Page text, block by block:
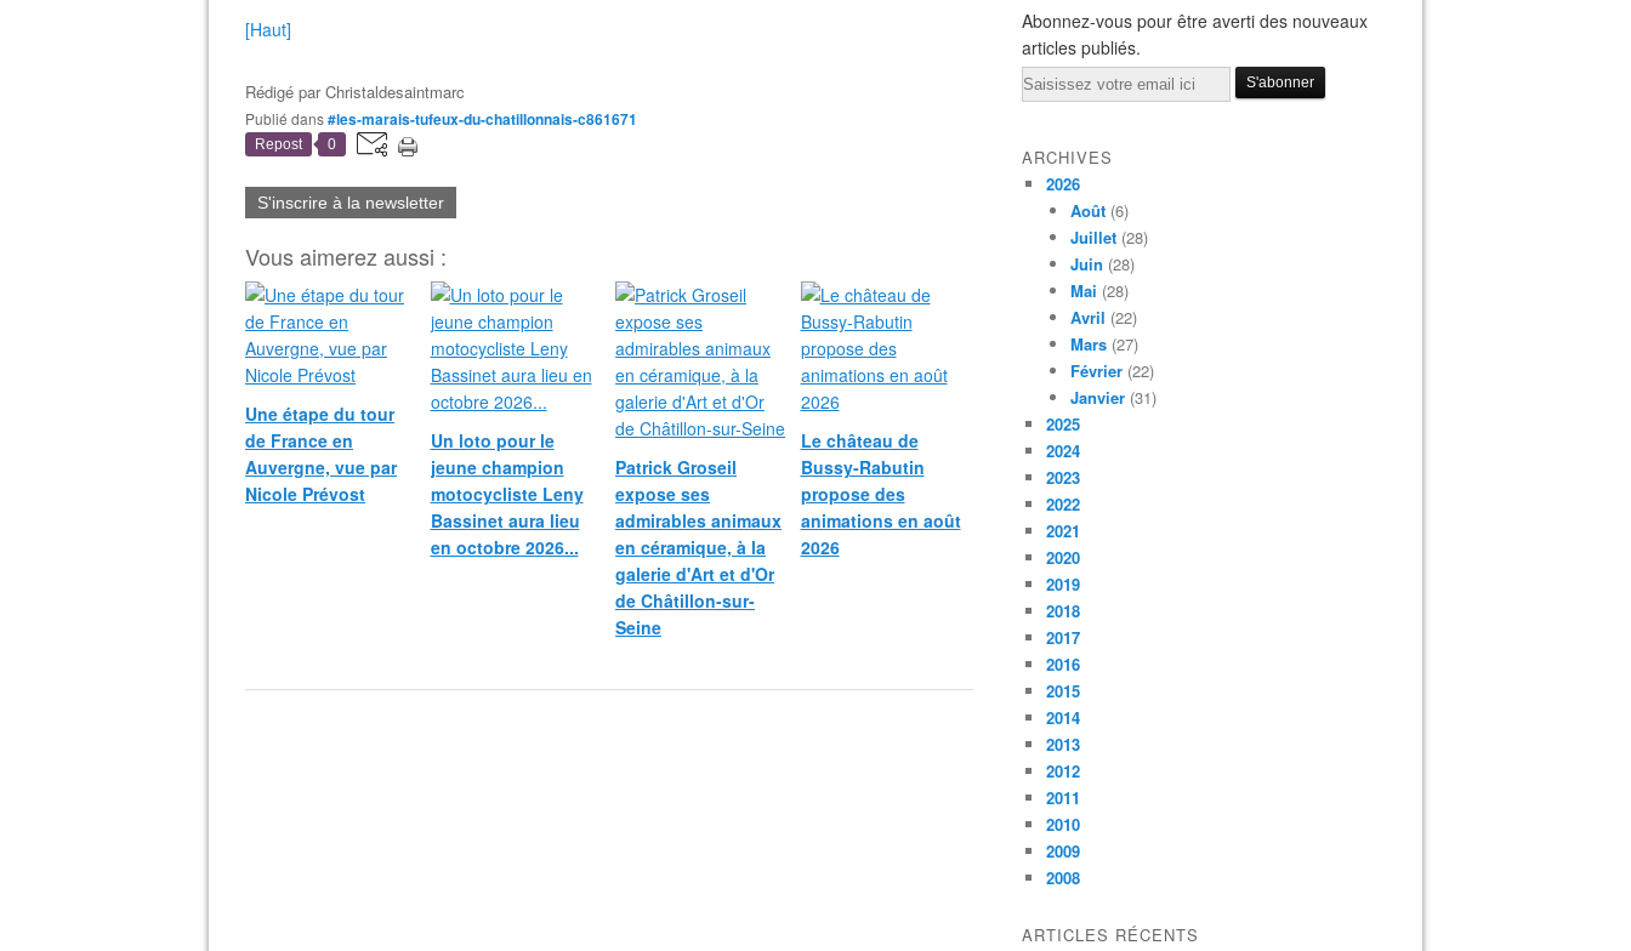
[Haut]
Rédigé parChristaldesaintmarc
Publié dans#les-marais-tufeux-du-chatillonnais-c861671
Repost 0
S'inscrire à la newsletter
Vous aimerez aussi :
Une étape du tour
de France en
Auvergne, vue par
Nicole Prévost
Un loto pour le
jeune champion
motocycliste Leny
Bassinet aura lieu
en octobre 2026...
Patrick Groseil
expose ses
admirables animaux
en céramique, à la
galerie d'Art et d'Or
de Châtillon-sur-
Seine
Le château de
Bussy-Rabutin
propose des
animations en août
2026
Abonnez-vous pour être averti des nouveaux
articles publiés.
Email
ARCHIVES
2026
Août (6)
Juillet (28)
Juin (28)
Mai (28)
Avril (22)
Mars (27)
Février (22)
Janvier (31)
2025
2024
2023
2022
2021
2020
2019
2018
2017
2016
2015
2014
2013
2012
2011
2010
2009
2008
ARTICLES RÉCENTS